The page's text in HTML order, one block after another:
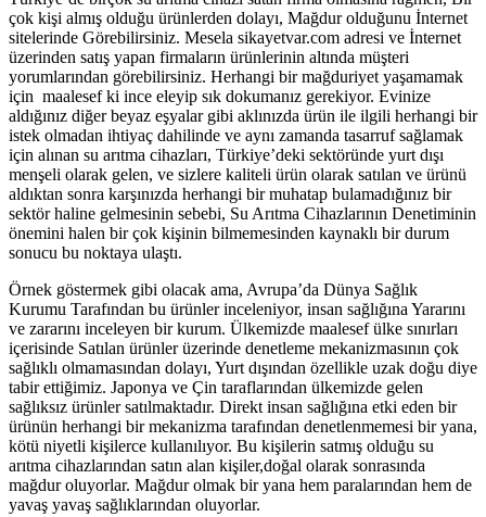
çok kişi almış olduğu ürünlerden dolayı, Mağdur olduğunu İnternet
sitelerinde Görebilirsiniz. Mesela sikayetvar.com adresi ve İnternet
üzerinden satış yapan firmaların ürünlerinin altında müşteri
yorumlarından görebilirsiniz. Herhangi bir mağduriyet yaşamamak
için maalesef ki ince eleyip sık dokumanız gerekiyor. Evinize
aldığınız diğer beyaz eşyalar gibi aklınızda ürün ile ilgili herhangi bir
istek olmadan ihtiyaç dahilinde ve aynı zamanda tasarruf sağlamak
için alınan su arıtma cihazları, Türkiye’deki sektöründe yurt dışı
menşeli olarak gelen, ve sizlere kaliteli ürün olarak satılan ve ürünü
aldıktan sonra karşınızda herhangi bir muhatap bulamadığınız bir
sektör haline gelmesinin sebebi, Su Arıtma Cihazlarının Denetiminin
önemini halen bir çok kişinin bilmemesinden kaynaklı bir durum
sonucu bu noktaya ulaştı.
Örnek göstermek gibi olacak ama, Avrupa’da Dünya Sağlık
Kurumu Tarafından bu ürünler inceleniyor, insan sağlığına Yararını
ve zararını inceleyen bir kurum. Ülkemizde maalesef ülke sınırları
içerisinde Satılan ürünler üzerinde denetleme mekanizmasının çok
sağlıklı olmamasından dolayı, Yurt dışından özellikle uzak doğu diye
tabir ettiğimiz. Japonya ve Çin taraflarından ülkemizde gelen
sağlıksız ürünler satılmaktadır. Direkt insan sağlığına etki eden bir
ürünün herhangi bir mekanizma tarafından denetlenmemesi bir yana,
kötü niyetli kişilerce kullanılıyor. Bu kişilerin satmış olduğu su
arıtma cihazlarından satın alan kişiler,doğal olarak sonrasında
mağdur oluyorlar. Mağdur olmak bir yana hem paralarından hem de
yavaş yavaş sağlıklarından oluyorlar.